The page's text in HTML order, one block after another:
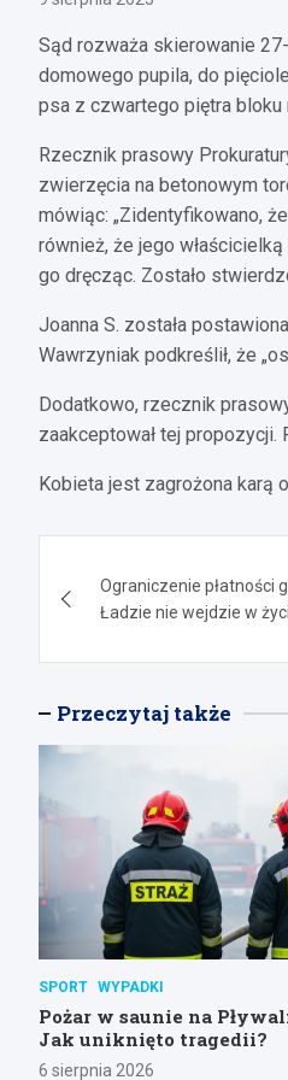
Sąd rozważa skierowanie
domowego pupila, do
psa z czwartego piętra bloku
Rzecznik prasowy
zwierzęcia na betonowym
mówiąc: „Zidentyfikowano,
również, że jego
go dręcząc. Zostało
Joanna S. została
Wawrzyniak podkreślił, że
Dodatkowo, rzecznik
zaakceptował tej propozycji.
Kobieta jest zagrożona karą
wpisu
Ograniczenie płatności
Ładzie nie wejdzie w
Przeczytaj także
SPORT WYPADKI
Pożar w saunie na
Jak uniknięto tragedii?
6 sierpnia 2026